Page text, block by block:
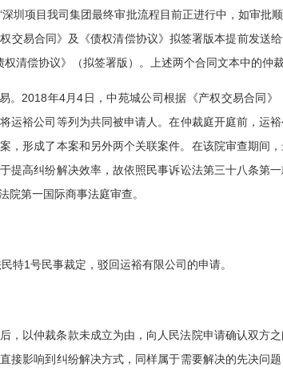
圳项目我司集团最终审批流程目前正进行中，如审批
交易合同》及《债权清偿协议》拟签署版本提前发送
清偿协议》（拟签署版）。上述两个合同文本中的仲
。2018年4月4日，中苑城公司根据《产权交易合同
运裕公司等列为共同被申请人。在仲裁庭开庭前，运
，形成了本案和另外两个关联案件。在该院审查期间
提高纠纷解决效率，故依照民事诉讼法第三十八条第
院第一国际商事法庭审查。
特1号民事裁定，驳回运裕有限公司的申请。
，以仲裁条款未成立为由，向人民法院申请确认双方
接影响到纠纷解决方式，同样属于需要解决的先决问